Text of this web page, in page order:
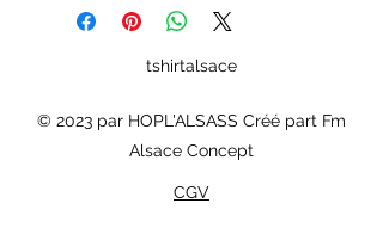
tshirtalsace
© 2023 par HOPL'ALSASS Créé part Fm
Alsace Concept
CGV